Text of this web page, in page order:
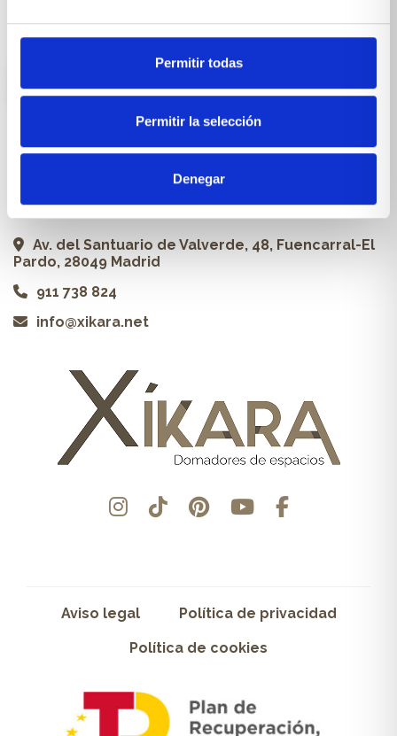
Permitir todas
Permitir la selección
Denegar
Profesionales
Contacto
Xikara | Tienda de muebles
Av. del Santuario de Valverde, 48, Fuencarral-El
Pardo, 28049 Madrid
911 738 824
info@xikara.net
Aviso legal Política de privacidad
Política de cookies